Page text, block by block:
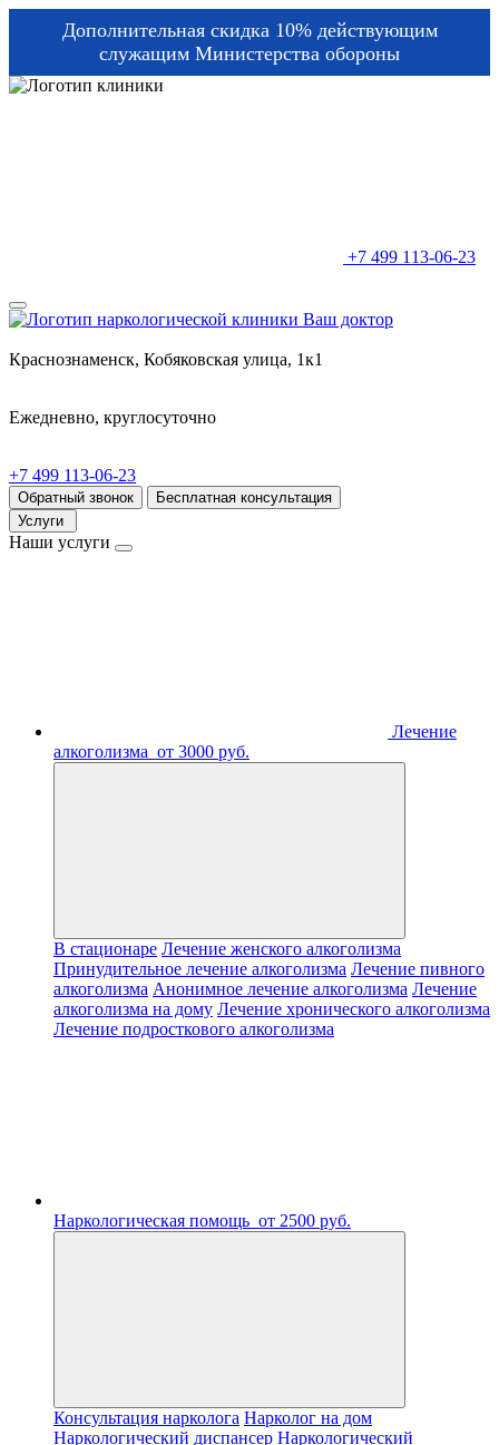
Дополнительная скидка 10% действующим
служащим Министерства обороны
+7 499 113-06-23
Краснознаменск, Кобяковская улица, 1к1
Ежедневно, круглосуточно
+7 499 113-06-23
Обратный звонок
Бесплатная консультация
Услуги
Наши услуги
Лечение
алкоголизма от 3000 руб.
В стационаре Лечение женского алкоголизма
Принудительное лечение алкоголизма Лечение пивного
алкоголизма Анонимное лечение алкоголизма Лечение
алкоголизма на дому Лечение хронического алкоголизма
Лечение подросткового алкоголизма
Наркологическая помощь от 2500 руб.
Консультация нарколога Нарколог на дом
Наркологический диспансер Наркологический